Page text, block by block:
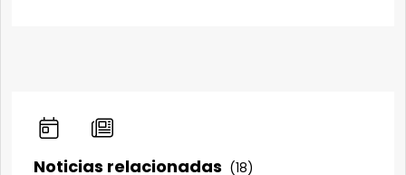
Noticias relacionadas (18)